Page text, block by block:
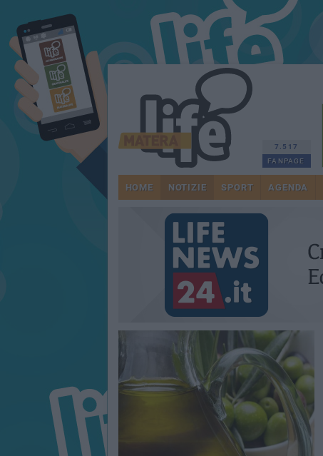
7.517
FANPAGE
HOME NOTIZIE SPORT AGENDA